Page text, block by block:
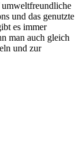
und das genutzte
es immer
man auch gleich
und zur